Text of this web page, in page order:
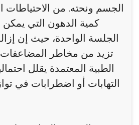
الجسم ونحته. من الاحتياطات
كمية الدهون التي يمكن
الجلسة الواحدة، حيث إن
تزيد من مخاطر المضاعفات.
الطبية المعتمدة يقلل
التهابات أو اضطرابات في